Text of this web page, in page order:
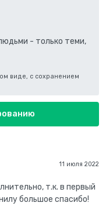
11 июля 2022
т.к. в первый
большое спасибо!
- только теми,
виде, с сохранением